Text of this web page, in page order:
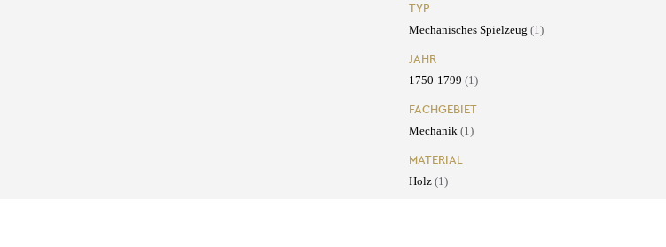
TYP
Mechanisches Spielzeug (1)
JAHR
1750-1799 (1)
FACHGEBIET
Mechanik (1)
MATERIAL
Holz (1)